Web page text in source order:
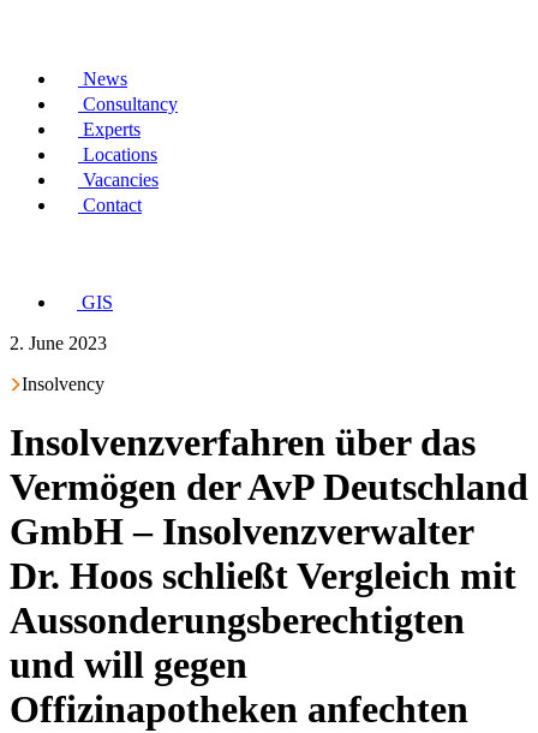
News
Consultancy
Experts
Locations
Vacancies
Contact
GIS
2. June 2023
Insolvency
Insolvenzverfahren über das
Vermögen der AvP Deutschland
GmbH – Insolvenzverwalter
Dr. Hoos schließt Vergleich mit
Aussonderungsberechtigten
und will gegen
Offizinapotheken anfechten